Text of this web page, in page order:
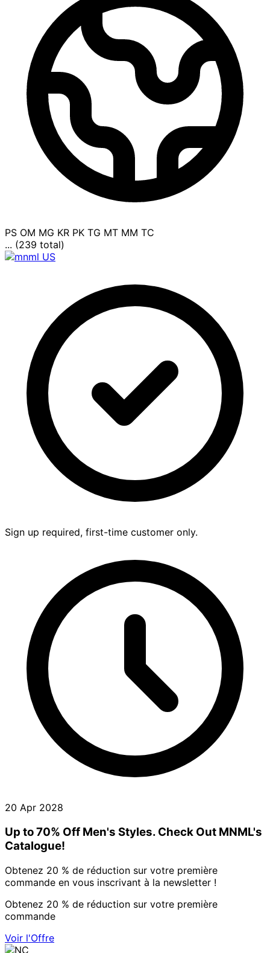
PS OM MG KR PK TG MT MM TC
... (239 total)
Sign up required, first-time customer only.
20 Apr 2028
Up to 70% Off Men's Styles. Check Out MNML's
Catalogue!
Obtenez 20 % de réduction sur votre première
commande en vous inscrivant à la newsletter !
Obtenez 20 % de réduction sur votre première
commande
Voir l'Offre